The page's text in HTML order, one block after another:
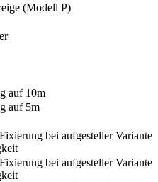
(Modell P)
auf 10m
auf 5m
bei aufgesteller Variante
bei aufgesteller Variante